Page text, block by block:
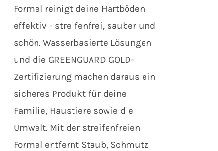
Formel reinigt deine Hartböden
effektiv - streifenfrei, sauber und
schön. Wasserbasierte Lösungen
und die GREENGUARD GOLD-
Zertifizierung machen daraus ein
sicheres Produkt für deine
Familie, Haustiere sowie die
Umwelt. Mit der streifenfreien
Formel entfernt Staub, Schmutz